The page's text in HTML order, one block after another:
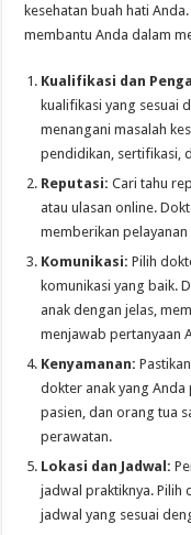
kesehatan buah hati
membantu Anda dalam
Kualifikasi dan
kualifikasi yang sesuai
menangani masalah
pendidikan, sertifikasi,
Reputasi: Cari tahu
atau ulasan online.
memberikan
Komunikasi: Pilih
komunikasi yang baik.
anak dengan jelas,
menjawab pertanyaan
Kenyamanan:
dokter anak yang Anda
pasien, dan orang tua
perawatan.
Lokasi dan Jadwal:
jadwal praktiknya. Pilih
jadwal yang sesuai